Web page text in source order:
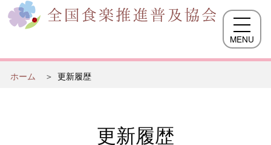
MENU
ホーム 更新履歴
更新履歴